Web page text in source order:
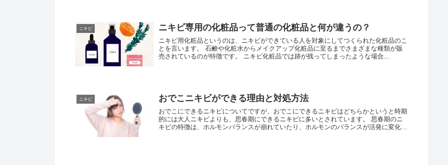
ニキビ ニキビ専用の化粧品って普通の化粧品と何が違うの？
ニキビ用化粧品というのは、ニキビができている人を対象にしてつくられた化粧品のこ
とを言います。 石鹸や化粧水からメイクアップ化粧品に至るまでさまざまな種類が販
売されているのが特徴です。 ニキビ化粧品では跡が残ってしまったような場合...
ニキビ おでこニキビができる理由と対処方法
おでこにできるニキビについてですが、おでこにできるニキビはどちらかというと時期
的には大人ニキビよりも、思春期にできるニキビに多いとされています。 思春期のニ
キビの特徴は、ホルモンバランスが崩れていたり、ホルモンのバランスが活発に変化